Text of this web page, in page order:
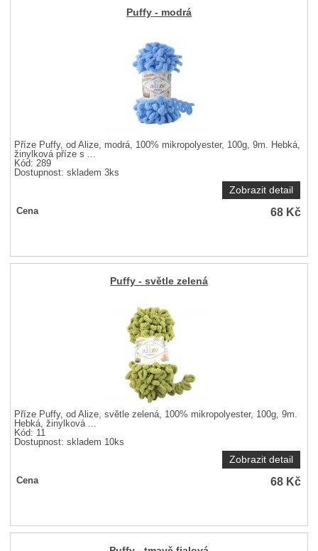
Puffy - modrá
Příze Puffy, od Alize, modrá, 100% mikropolyester, 100g, 9m. Hebká,
žinylková příze s ...
Kód: 289
Dostupnost:skladem 3ks
Zobrazit detail
Cena 68 Kč
Puffy - světle zelená
Příze Puffy, od Alize, světle zelená, 100% mikropolyester, 100g, 9m.
Hebká, žinylková ...
Kód: 11
Dostupnost:skladem 10ks
Zobrazit detail
Cena 68 Kč